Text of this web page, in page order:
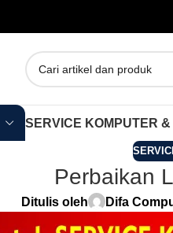
SERVICE KOMPUTER
Perbaikan
Ditulis oleh Difa